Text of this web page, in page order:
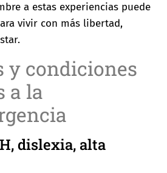
a estas experiencias puede
vivir con más libertad,
y condiciones
a la
dislexia, alta